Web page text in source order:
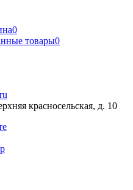
0
товары0
красносельская, д. 10